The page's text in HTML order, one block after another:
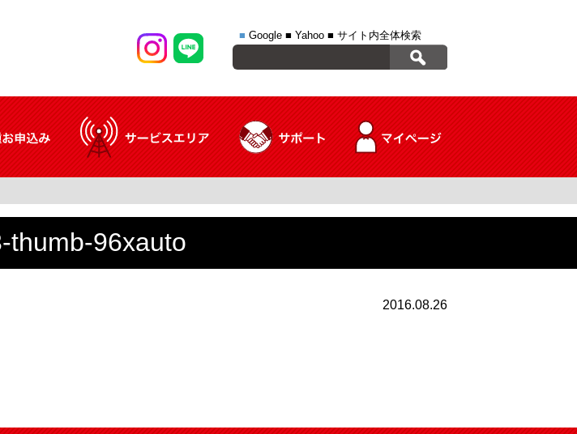
■ Google ■ Yahoo ■ サイト内全体検索
thumb-96xauto
2016.08.26